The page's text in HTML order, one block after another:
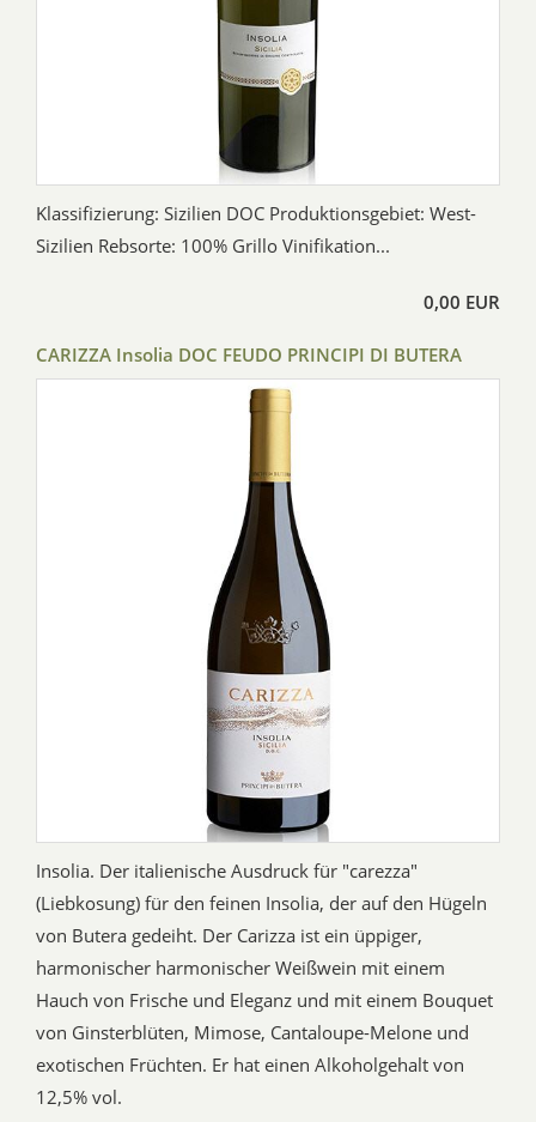
Klassifizierung: Sizilien DOC Produktionsgebiet: West-
Sizilien Rebsorte: 100% Grillo Vinifikation...
0,00 EUR
CARIZZA Insolia DOC FEUDO PRINCIPI DI BUTERA
Insolia. Der italienische Ausdruck für "carezza"
(Liebkosung) für den feinen Insolia, der auf den Hügeln
von Butera gedeiht. Der Carizza ist ein üppiger,
harmonischer harmonischer Weißwein mit einem
Hauch von Frische und Eleganz und mit einem Bouquet
von Ginsterblüten, Mimose, Cantaloupe-Melone und
exotischen Früchten. Er hat einen Alkoholgehalt von
12,5% vol.